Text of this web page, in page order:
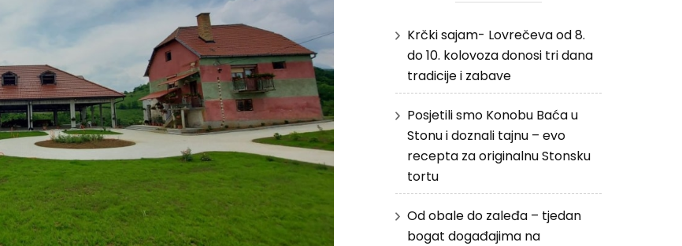
Krčki sajam- Lovrečeva od 8.
do 10. kolovoza donosi tri dana
tradicije i zabave
Posjetili smo Konobu Baća u
Stonu i doznali tajnu – evo
recepta za originalnu Stonsku
tortu
Od obale do zaleđa – tjedan
bogat događajima na